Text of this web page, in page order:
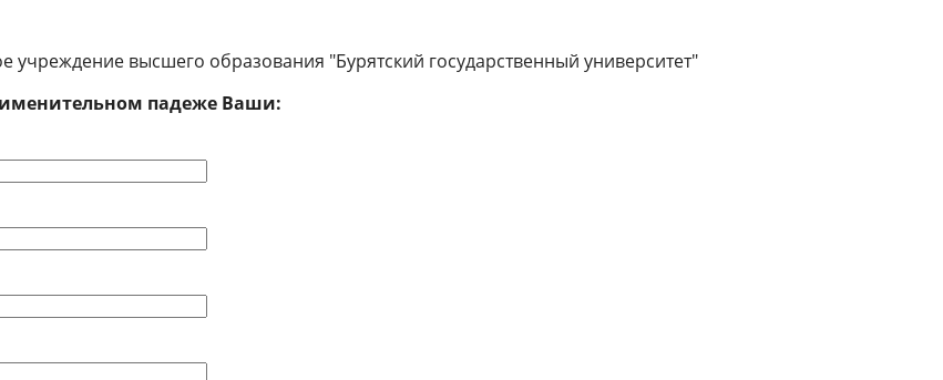
высшего образования "Бурятский государственный университет"
падеже Ваши: